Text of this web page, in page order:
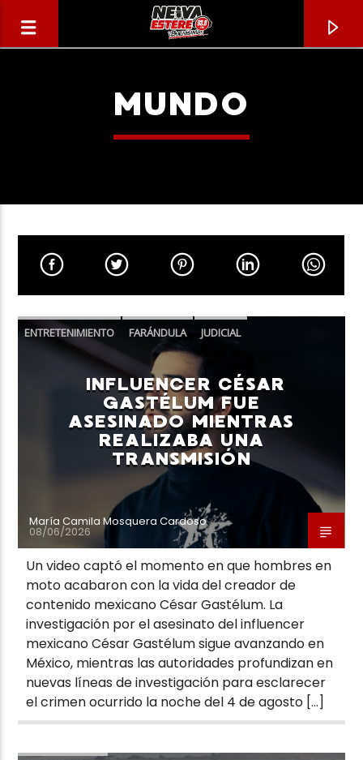
TÍTULO
ARTISTA
Neiva Estereo
MUNDO
ENTRETENIMIENTO FARÁNDULA
JUDICIAL
INFLUENCER CÉSAR
GASTÉLUM FUE
ASESINADO MIENTRAS
REALIZABA UNA
TRANSMISIÓN
María Camila Mosquera Cardoso
08/06/2026
Un video captó el momento en que hombres en
moto acabaron con la vida del creador de
contenido mexicano César Gastélum. La
investigación por el asesinato del influencer
mexicano César Gastélum sigue avanzando en
México, mientras las autoridades profundizan en
nuevas líneas de investigación para esclarecer
el crimen ocurrido la noche del 4 de agosto […]